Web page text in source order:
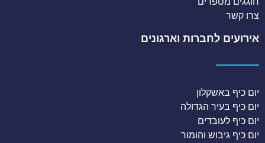
צרו קשר
אירועים לחברות וארגונים
יום כיף באשקלון
יום כיף בעיר הגדולה
יום כיף לעובדים
יום כיף גיבוש והומור